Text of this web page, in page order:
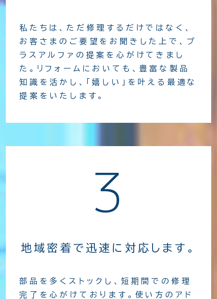
私たちは、ただ修理するだけではなく、
お客さまのご要望をお聞きした上で、プ
ラスアルファの提案を心がけてきまし
た。リフォームにおいても、豊富な製品
知識を活かし、「嬉しい」を叶える最適な
提案をいたします。
3
地域密着で迅速に対応します。
部品を多くストックし、短期間での修理
完了を心がけております。使い方のアド